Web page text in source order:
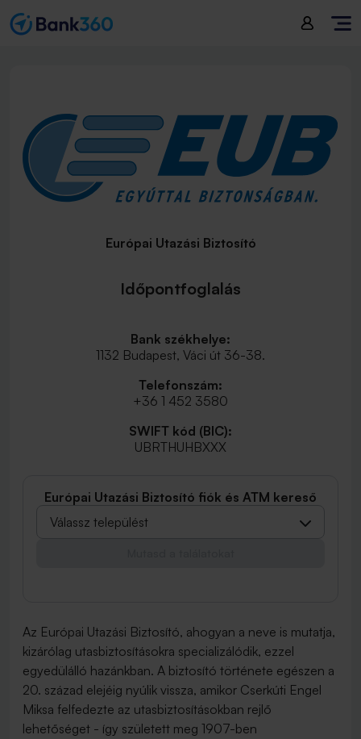
Európai Utazási Biztosító
Időpontfoglalás
Bank székhelye:
1132 Budapest, Váci út 36-38.
Telefonszám:
+36 1 452 3580
SWIFT kód (BIC):
UBRTHUHBXXX
Európai Utazási Biztosító fiók és ATM kereső
Válassz települést
Az Európai Utazási Biztosító, ahogyan a neve is mutatja,
kizárólag utasbiztosításokra specializálódik, ezzel
egyedülálló hazánkban. A biztosító története egészen a
20. század elejéig nyúlik vissza, amikor Cserkúti Engel
Miksa felfedezte az utasbiztosításokban rejlő
lehetőséget - így született meg 1907-ben